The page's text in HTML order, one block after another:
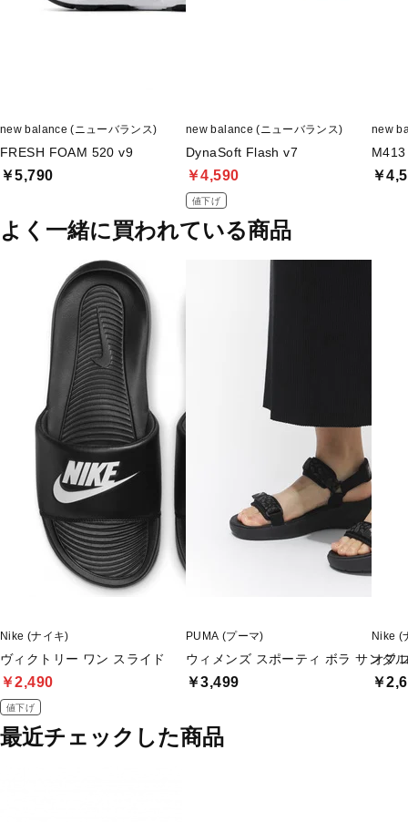
new balance (ニューバランス)
FRESH FOAM 520 v9
￥5,790
new balance (ニューバランス)
DynaSoft Flash v7
￥4,590
値下げ
new
￥
よく一緒に買われている商品
Nike (ナイキ)
ヴィクトリー ワン スライド
￥2,490
値下げ
PUMA (プーマ)
ウィメンズ スポーティ ボラ サンダル
￥3,499
Nike (
オフ
￥
最近チェックした商品